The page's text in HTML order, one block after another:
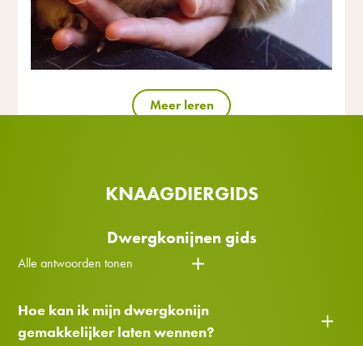
Meer leren
KNAAGDIERGIDS
Dwergkonijnen gids
Alle antwoorden tonen
Hoe kan ik mijn dwergkonijn
gemakkelijker laten wennen?